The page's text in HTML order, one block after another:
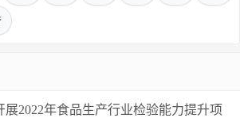
2022年食品生产行业检验能力提升项